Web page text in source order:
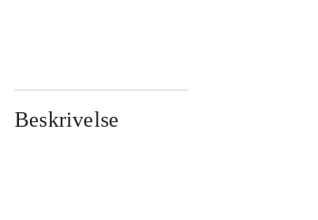
Beskrivelse